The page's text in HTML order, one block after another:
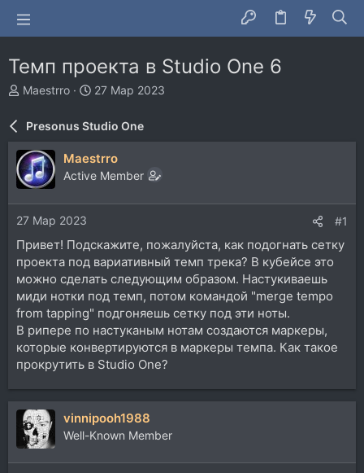
Темп проекта в Studio One 6
А
т
р
т
е
ы
Maestrro
Д
а
ч
27 Мар 2023
Presonus Studio One
Maestrro
Active Member
27 Мар 2023 #1
Привет! Подскажите, пожалуйста, как подогнать сетку
проекта под вариативный темп трека? В кубейсе это
можно сделать следующим образом. Настукиваешь
миди нотки под темп, потом командой "merge tempo
from tapping" подгоняешь сетку под эти ноты.
В рипере по настуканым нотам создаются маркеры,
которые конвертируются в маркеры темпа. Как такое
прокрутить в Studio One?
vinnipooh1988
Well-Known Member